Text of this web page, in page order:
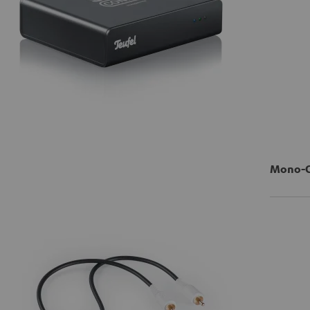
Mono-